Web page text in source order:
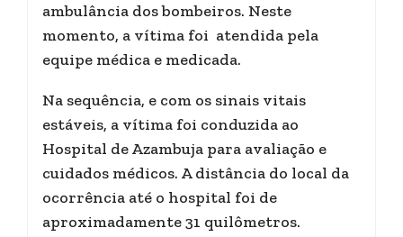
ambulância dos bombeiros. Neste
momento, a vítima foi atendida pela
equipe médica e medicada.
Na sequência, e com os sinais vitais
estáveis, a vítima foi conduzida ao
Hospital de Azambuja para avaliação e
cuidados médicos. A distância do local da
ocorrência até o hospital foi de
aproximadamente 31 quilômetros.